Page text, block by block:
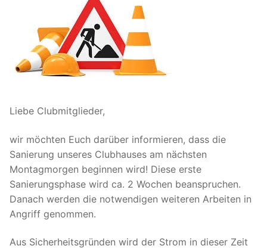
Liebe Clubmitglieder,
wir möchten Euch darüber informieren, dass die
Sanierung unseres Clubhauses am nächsten
Montagmorgen beginnen wird! Diese erste
Sanierungsphase wird ca. 2 Wochen beanspruchen.
Danach werden die notwendigen weiteren Arbeiten in
Angriff genommen.
Aus Sicherheitsgründen wird der Strom in dieser Zeit